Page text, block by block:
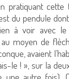
pratiquant
du pendule
à voir avec
moyen de
avaient
le ! », sur la